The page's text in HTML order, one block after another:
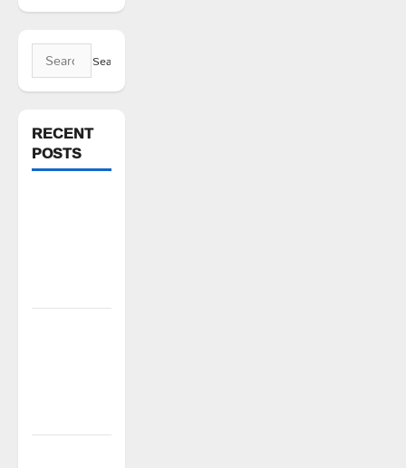
Search
for:
RECENT
POSTS